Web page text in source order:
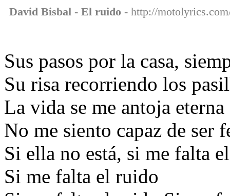
David Bisbal - El ruido - http://
Sus pasos por la casa,
Su risa recorriendo los
La vida se me antoja eterna
No me siento capaz de ser
Si ella no está, si me falta
Si me falta el ruido